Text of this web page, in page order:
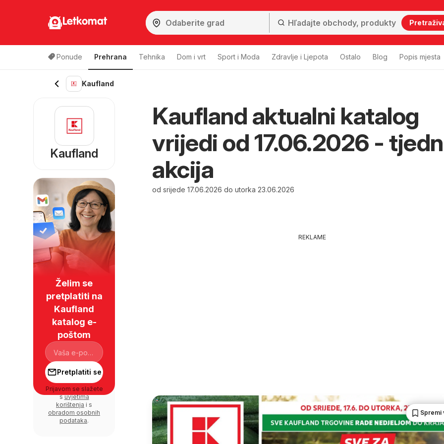
Letkomat
Ponude Prehrana Tehnika Dom i vrt Sport i Moda Zdravlje i Ljepota Ostalo Blog Popis mjesta
Kaufland
Kaufland aktualni katalog
vrijedi od 17.06.2026 -
akcija
od srijede 17.06.2026 do utorka 23.06.2026
REKLAME
Spremi
Kaufland
Želim se
pretplatiti na
Kaufland
katalog e-
poštom
Pretplatiti se
Prijavom se slažete
suvjetima
korištenja i s
obradom osobnih
podataka.